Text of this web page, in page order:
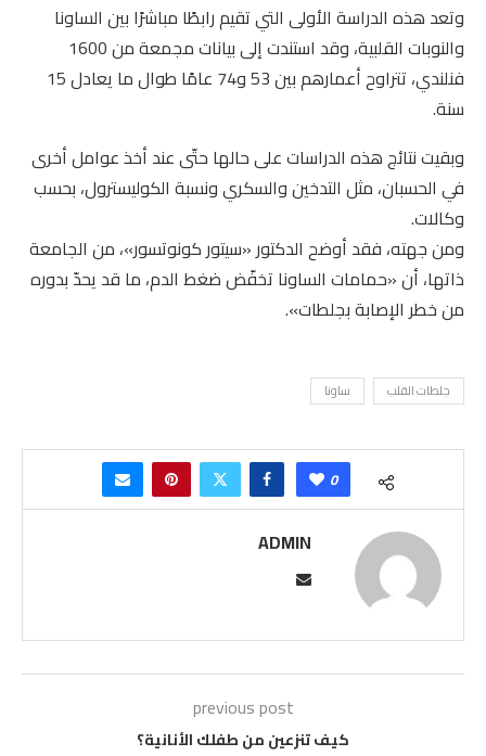
وتعد هذه الدراسة الأولى التي تقيم رابطًا مباشرًا بين الساونا
والنوبات القلبية، وقد استندت إلى بيانات مجمعة من 1600
فنلندي، تتراوح أعمارهم بين 53 و74 عامًا طوال ما يعادل 15
سنة.
وبقيت نتائج هذه الدراسات على حالها حتّى عند أخذ عوامل أخرى
في الحسبان، مثل التدخين والسكري ونسبة الكوليسترول، بحسب
وكالات.
ومن جهته، فقد أوضح الدكتور «سيتور كونوتسور»، من الجامعة
ذاتها، أن «حمامات الساونا تخفّض ضغط الدم، ما قد يحدّ بدوره
من خطر الإصابة بجلطات».
جلطات القلب ساونا
0
ADMIN
previous post
كيف تنزعين من طفلك الأنانية؟